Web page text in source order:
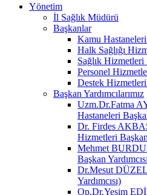
Yönetim
İl Sağlık Müdürü
Başkanlar
Kamu
Halk Sağlığı
Sağlık Hizmetleri
Personel
Destek Hizmetleri
Başkan Yardımcılarımız
Uzm.Dr.Fatma
Hastaneleri
Dr. Firdes
Hizmetleri Başkan
Mehmet
Başkan
Dr.Mesut
Yardımcısı)
Op.Dr.Yeşim